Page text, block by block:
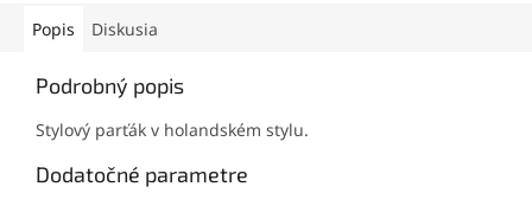
Popis Diskusia
Podrobný popis
Stylový parťák v holandském stylu.
Dodatočné parametre